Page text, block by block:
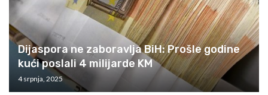
Dijaspora ne zaboravlja BiH: Prošle godine
kući poslali 4 milijarde KM
4 srpnja, 2025